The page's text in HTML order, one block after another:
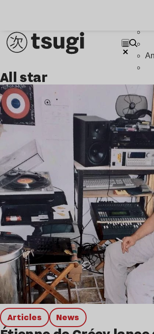
All star
Articles news